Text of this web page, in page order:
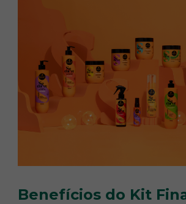
Benefícios do Kit